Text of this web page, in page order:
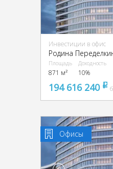
Инвестиции в офис
Родина
Площадь
871 м²
Доходность
10%
194 616 240
Офисы